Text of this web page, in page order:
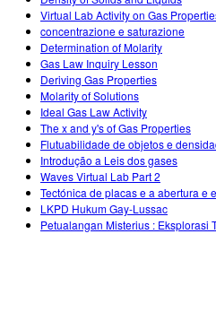
Virtual Lab Activity on Gas
concentrazione e saturazione
Determination of Molarity
Gas Law Inquiry Lesson
Deriving Gas Properties
Molarity of Solutions
Ideal Gas Law Activity
The x and y's of Gas Properties
Flutuabilidade de objetos e
Introdução a Leis dos gases
Waves Virtual Lab Part 2
Tectónica de placas e a abertura e
LKPD Hukum Gay-Lussac
Petualangan Misterius : Eksplorasi